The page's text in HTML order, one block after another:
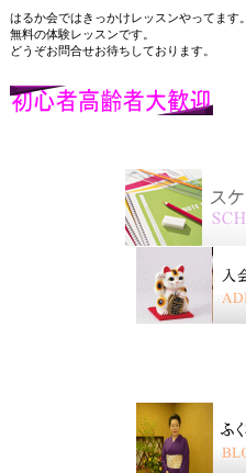
はるか会ではきっかけレッスンやってます。
無料の体験レッスンです。
どうぞお問合せお待ちしております。